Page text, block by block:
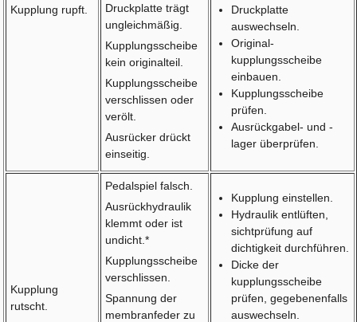
Kupplung rupft.
Druckplatte trägt
ungleichmäßig.
Kupplungsscheibe
kein originalteil.
Kupplungsscheibe
verschlissen oder
verölt.
Ausrücker drückt
einseitig.
Druckplatte
auswechseln.
Original-
kupplungsscheibe
einbauen.
Kupplungsscheibe
prüfen.
Ausrückgabel- und -
lager überprüfen.
Kupplung
rutscht.
Pedalspiel falsch.
Ausrückhydraulik
klemmt oder ist
undicht.*
Kupplungsscheibe
verschlissen.
Spannung der
membranfeder zu
Kupplung einstellen.
Hydraulik entlüften,
sichtprüfung auf
dichtigkeit durchführen.
Dicke der
kupplungsscheibe
prüfen, gegebenenfalls
auswechseln.